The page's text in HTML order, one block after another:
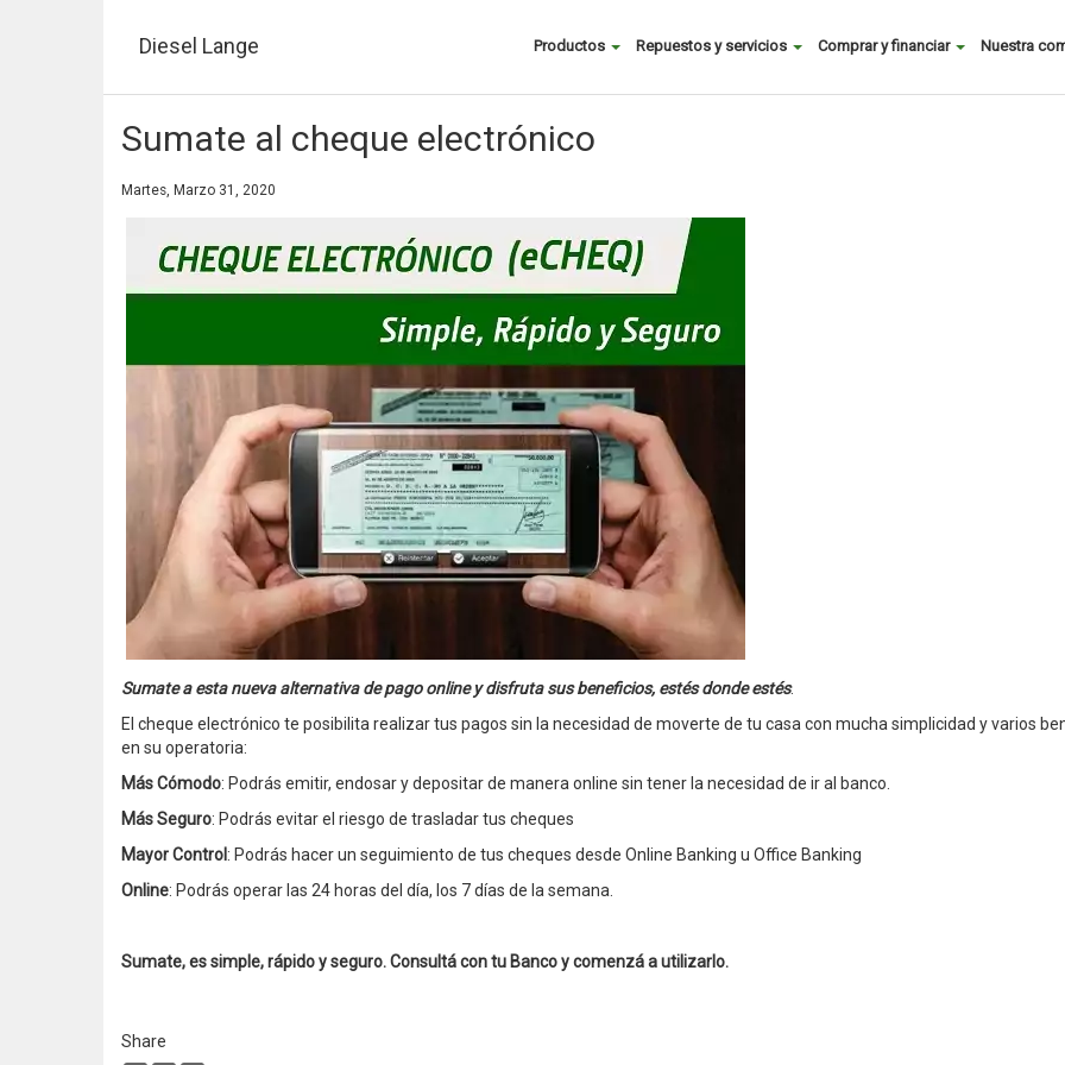
Diesel Lange Buscar
menu
Productos Repuestos y servicios Comprar y financiar Nuestra
Sumate al cheque electrónico
Martes, Marzo 31, 2020
Sumate a esta nueva alternativa de pago online y disfruta sus beneficios, estés donde estés.
El cheque electrónico te posibilita realizar tus pagos sin la necesidad de moverte de tu casa con mucha simplicidad y varios
en su operatoria:
Más Cómodo: Podrás emitir, endosar y depositar de manera online sin tener la necesidad de ir al banco.
Más Seguro: Podrás evitar el riesgo de trasladar tus cheques
Mayor Control : Podrás hacer un seguimiento de tus cheques desde Online Banking u Office Banking
Online: Podrás operar las 24 horas del día, los 7 días de la semana.
Sumate, es simple, rápido y seguro. Consultá con tu Banco y comenzá a utilizarlo.
Share